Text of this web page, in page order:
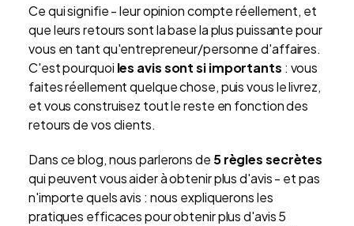
Ce qui signifie - leur opinion compte réellement, et
que leurs retours sont la base la plus puissante pour
vous en tant qu'entrepreneur/personne d'affaires.
C'est pourquoi les avis sont si importants : vous
faites réellement quelque chose, puis vous le livrez,
et vous construisez tout le reste en fonction des
retours de vos clients.
Dans ce blog, nous parlerons de 5 règles secrètes
qui peuvent vous aider à obtenir plus d'avis - et pas
n'importe quels avis : nous expliquerons les
pratiques efficaces pour obtenir plus d'avis 5